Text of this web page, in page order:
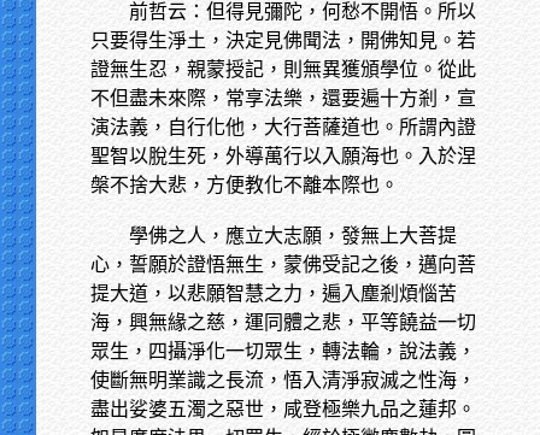
前哲云：但得見彌陀，何愁不開悟。所以
只要得生淨土，決定見佛聞法，開佛知見。若
證無生忍，親蒙授記，則無異獲頒學位。從此
不但盡未來際，常享法樂，還要遍十方剎，宣
演法義，自行化他，大行菩薩道也。所謂內證
聖智以脫生死，外導萬行以入願海也。入於涅
槃不捨大悲，方便教化不離本際也。
學佛之人，應立大志願，發無上大菩提
心，誓願於證悟無生，蒙佛受記之後，邁向菩
提大道，以悲願智慧之力，遍入塵剎煩惱苦
海，興無緣之慈，運同體之悲，平等饒益一切
眾生，四攝淨化一切眾生，轉法輪，說法義，
使斷無明業識之長流，悟入清淨寂滅之性海，
盡出娑婆五濁之惡世，咸登極樂九品之蓮邦。